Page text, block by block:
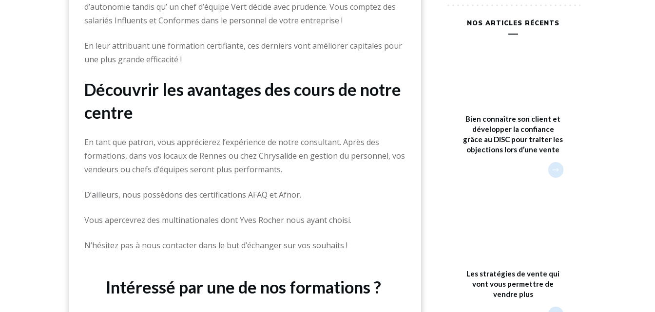
d’autonomie tandis qu’ un chef d’équipe Vert décide avec prudence. Vous comptez des
salariés Influents et Conformes dans le personnel de votre entreprise !
En leur attribuant une formation certifiante, ces derniers vont améliorer capitales pour
une plus grande efficacité !
Découvrir les avantages des cours de notre
centre
En tant que patron, vous apprécierez l’expérience de notre consultant. Après des
formations, dans vos locaux de Rennes ou chez Chrysalide en gestion du personnel, vos
vendeurs ou chefs d’équipes seront plus performants.
D’ailleurs, nous possédons des certifications AFAQ et Afnor.
Vous apercevrez des multinationales dont Yves Rocher nous ayant choisi.
N’hésitez pas à nous contacter dans le but d’échanger sur vos souhaits !
Intéressé par une de nos formations ?
NOS ARTICLES RÉCENTS
Bien connaître son client et
développer la confiance
grâce au DISC pour traiter les
objections lors d’une vente
Les stratégies de vente qui
vont vous permettre de
vendre plus